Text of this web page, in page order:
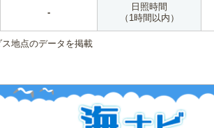
-
日照時間
（1時間以内）
地点のデータを掲載